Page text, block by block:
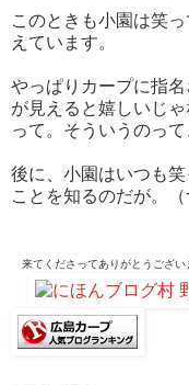
このときも小園は笑
えています。
やっぱりカープに指
が見えると嬉しいじ
って。そういうのっ
後に、小園はいつも
ことを知るのだが。（
来てくださってありがとうござい